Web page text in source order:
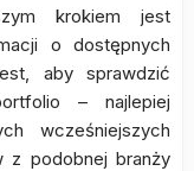
krokiem jest
o dostępnych
aby sprawdzić
– najlepiej
wcześniejszych
z podobnej branży